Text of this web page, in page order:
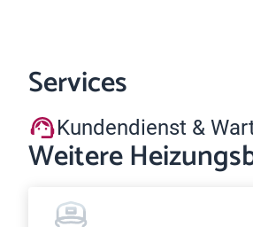
Services
Kundendienst &
Weitere